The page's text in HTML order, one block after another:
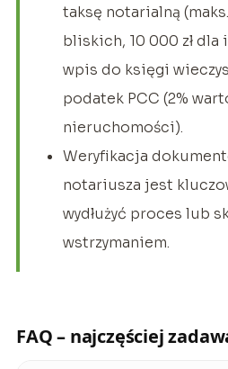
taksę notarialną
bliskich, 10 000 zł dla
wpis do księgi
podatek PCC (2%
nieruchomości).
Weryfikacja
notariusza jest
wydłużyć proces lub
wstrzymaniem.
FAQ – najczęściej